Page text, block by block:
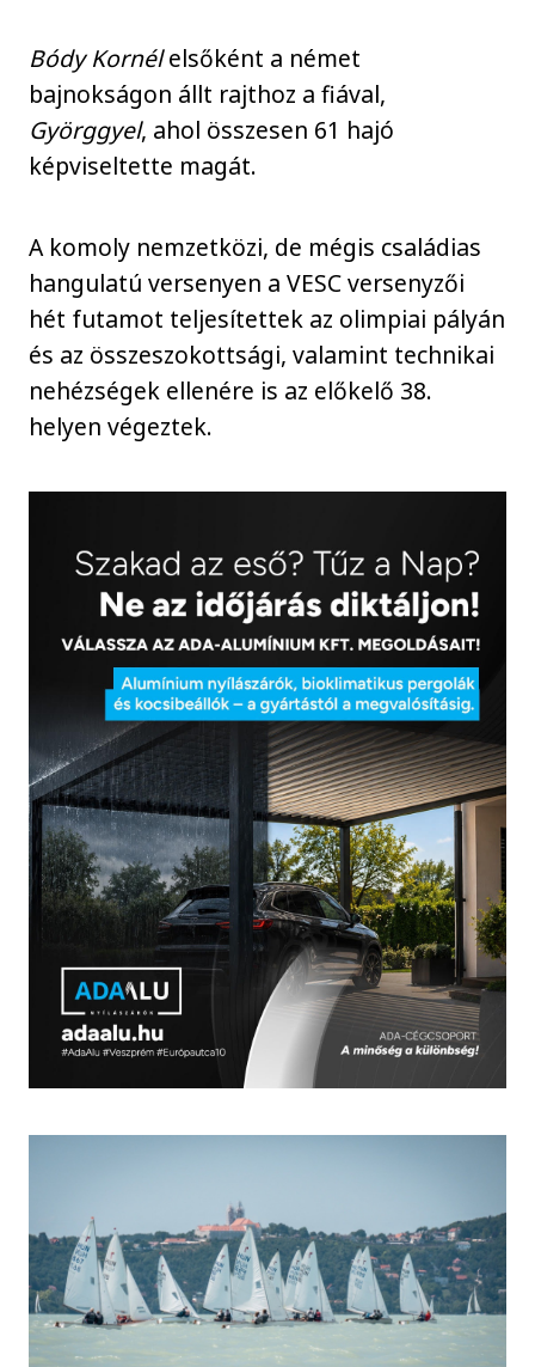
Bódy Kornélelsőként a német
bajnokságon állt rajthoz a fiával,
Györggyel, ahol összesen 61 hajó
képviseltette magát.
A komoly nemzetközi, de mégis családias
hangulatú versenyen a VESC versenyzői
hét futamot teljesítettek az olimpiai pályán
és az összeszokottsági, valamint technikai
nehézségek ellenére is az előkelő 38.
helyen végeztek.